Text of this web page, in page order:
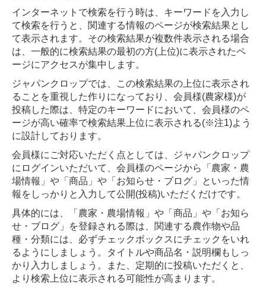
インターネットで検索を行う時は、キーワードを入力し
て検索を行うと、関連する情報のページが検索結果とし
て表示されます。その検索結果が複数件表示される場合
は、一般的に検索結果の最初の方(上位)に表示されたペ
ージにアクセスが集中します。
ジャパンクロップでは、この検索結果の上位に表示され
ることを重視した作りになっており、会員様(農家様)が
投稿した際は、特定のキーワードにおいて、会員様のペ
ージが高い確率で検索結果上位に表示される(※注1)よう
に設計しております。
会員様にご対応いただく点としては、ジャパンクロップ
にログインいただいて、会員様のページから「農家・農
場情報」や「商品」や「お知らせ・ブログ」といった情
報をしっかりと入力して公開(投稿)いただくだけです。
具体的には、「農家・農場情報」や「商品」や「お知ら
せ・ブログ」を登録される際は、関連する農作物や品
種・分類には、必ずチェックボックスにチェックをいれ
るようにしましょう。タイトルや商品名・説明欄もしっ
かり入力しましょう。また、定期的に投稿いただくと、
より検索上位に表示される可能性が高まります。